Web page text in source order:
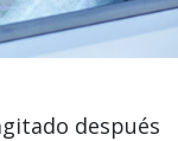
después